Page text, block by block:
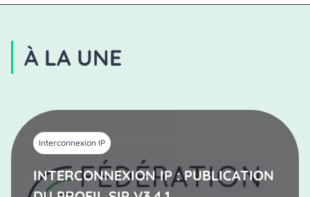
À LA UNE
Interconnexion IP
INTERCONNEXION IP : PUBLICATION